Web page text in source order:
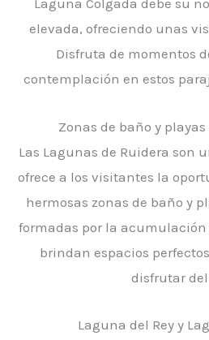
Laguna Colgada debe su
elevada, ofreciendo unas
Disfruta de momentos
contemplación en estos
Zonas de baño y
Las Lagunas de Ruidera son
ofrece a los visitantes la
hermosas zonas de baño y
formadas por la
brindan espacios
disfrutar del
Laguna del Rey y